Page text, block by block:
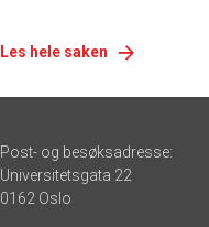
Les hele saken
Post- og besøksadresse:
Universitetsgata 22
0162 Oslo